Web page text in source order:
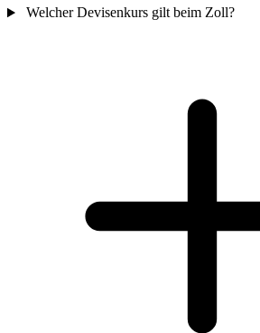
Welcher Devisenkurs gilt beim Zoll?